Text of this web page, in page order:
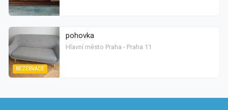
REZERVACE
pohovka
Hlavní město Praha - Praha 11